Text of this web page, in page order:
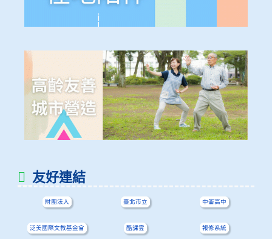
友好連結
財團法人
泛美國際文教基金會
臺北市立
酷課雲
中崙高中
報修系統